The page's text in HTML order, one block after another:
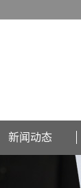
新闻动态